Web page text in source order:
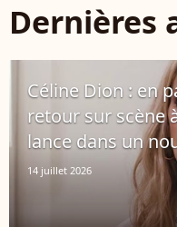
Dernières
Céline Dion : en
retour sur scène
lance dans un
14 juillet 2026